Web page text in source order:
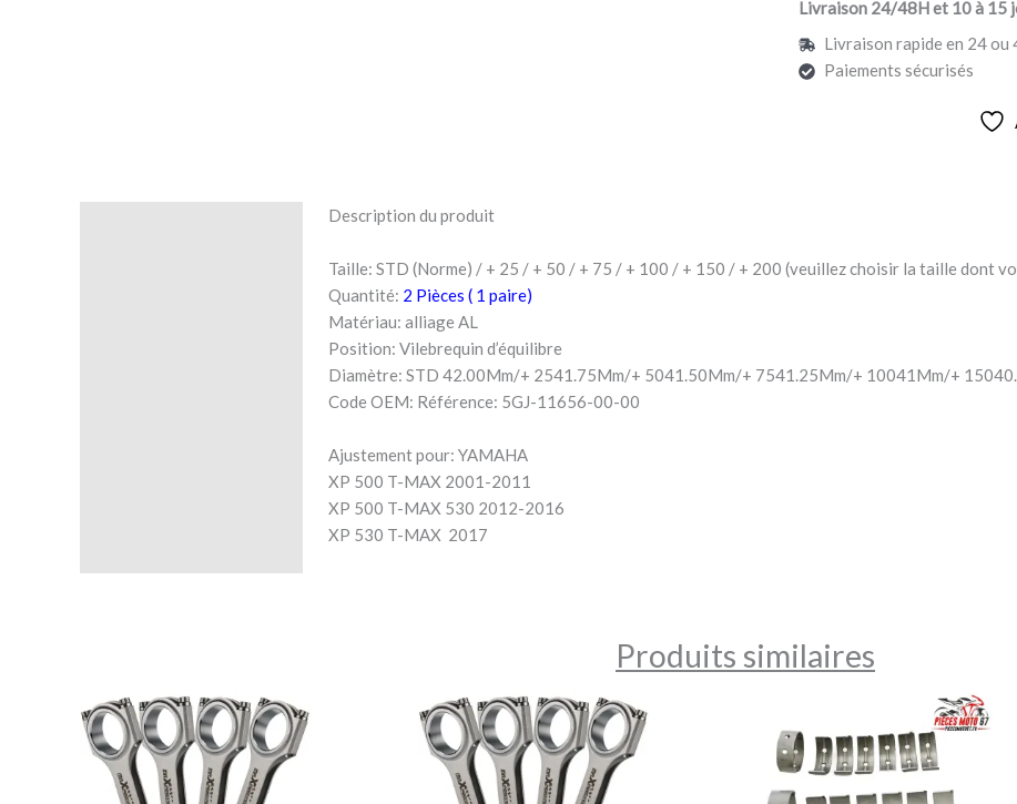
Livraison 24/48H et 10 à 15
Livraison rapide en 24 ou
Paiements sécurisés
Description du produit
Taille: STD (Norme) / + 25 / + 50 / + 75 / + 100 / + 150 / + 200 (veuillez choisir la taille dont
Quantité: 2 Pièces ( 1 paire)
Matériau: alliage AL
Position: Vilebrequin d’équilibre
Diamètre: STD 42.00Mm/+ 2541.75Mm/+ 5041.50Mm/+ 7541.25Mm/+ 10041Mm/+
Code OEM: Référence: 5GJ-11656-00-00
Ajustement pour: YAMAHA
XP 500 T-MAX 2001-2011
XP 500 T-MAX 530 2012-2016
XP 530 T-MAX 2017
Produits similaires
Plage
de
prix :
85,00€
à
95,00€